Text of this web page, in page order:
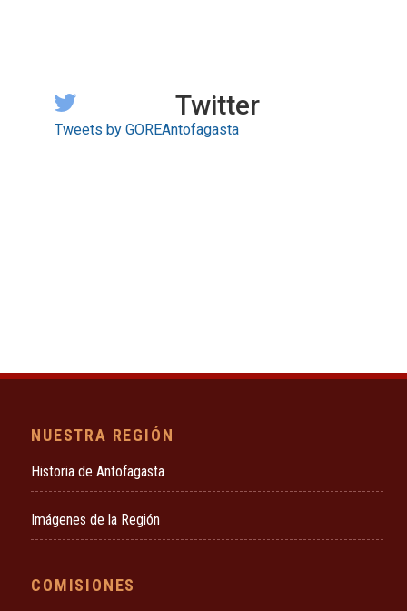
Twitter
Tweets by GOREAntofagasta
NUESTRA REGIÓN
Historia de Antofagasta
Imágenes de la Región
COMISIONES